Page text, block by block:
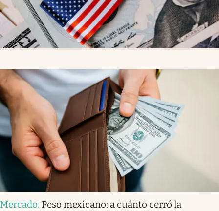
Mercado. Peso mexicano: a cuánto cerró la